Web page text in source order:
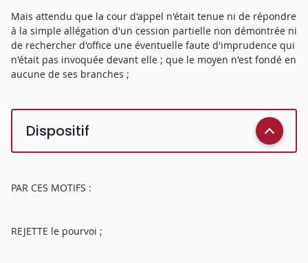
Mais attendu que la cour d'appel n'était tenue ni de répondre
à la simple allégation d'un cession partielle non démontrée ni
de rechercher d'office une éventuelle faute d'imprudence qui
n'était pas invoquée devant elle ; que le moyen n'est fondé en
aucune de ses branches ;
Dispositif
PAR CES MOTIFS :
REJETTE le pourvoi ;